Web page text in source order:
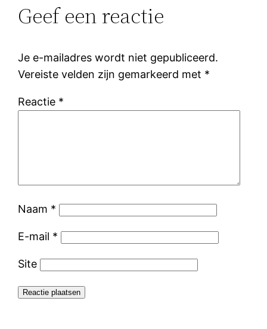
Geef een reactie
Je e-mailadres wordt niet gepubliceerd.
Vereiste velden zijn gemarkeerd met *
Reactie *
Naam *
E-mail *
Site